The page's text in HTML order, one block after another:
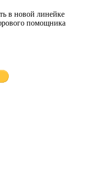
в новой линейке
помощника